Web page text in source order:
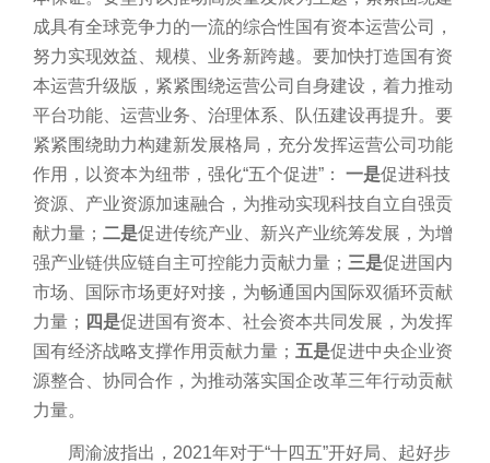
成具有全球竞争力的一流的综合性国有资本运营公司，
努力实现效益、规模、业务新跨越。要加快打造国有资
本运营升级版，紧紧围绕运营公司自身建设，着力推动
平台功能、运营业务、治理体系、队伍建设再提升。要
紧紧围绕助力构建新发展格局，充分发挥运营公司功能
作用，以资本为纽带，强化“五个促进”： 一是促进科技
资源、产业资源加速融合，为推动实现科技自立自强贡
献力量； 二是促进传统产业、新兴产业统筹发展，为增
强产业链供应链自主可控能力贡献力量； 三是促进国内
市场、国际市场更好对接，为畅通国内国际双循环贡献
力量； 四是促进国有资本、社会资本共同发展，为发挥
国有经济战略支撑作用贡献力量； 五是促进中央企业资
源整合、协同合作，为推动落实国企改革三年行动贡献
力量。
周渝波指出，2021年对于“十四五”开好局、起好步